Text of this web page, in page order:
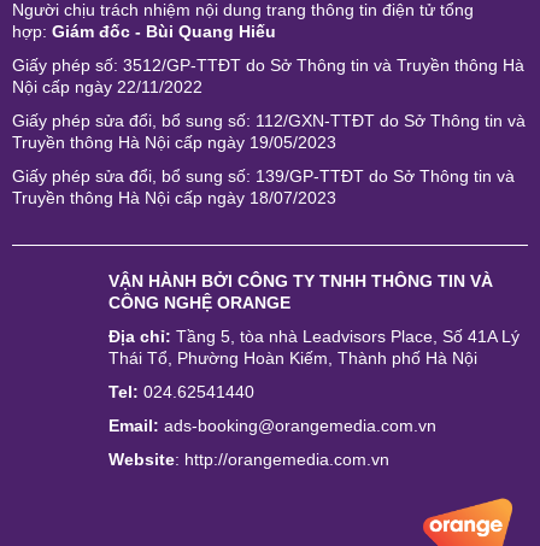
Người chịu trách nhiệm nội dung trang thông tin điện tử tổng
hợp: Giám đốc - Bùi Quang Hiếu
Giấy phép số: 3512/GP-TTĐT do Sở Thông tin và Truyền thông Hà
Nội cấp ngày 22/11/2022
Giấy phép sửa đổi, bổ sung số: 112/GXN-TTĐT do Sở Thông tin và
Truyền thông Hà Nội cấp ngày 19/05/2023
Giấy phép sửa đổi, bổ sung số: 139/GP-TTĐT do Sở Thông tin và
Truyền thông Hà Nội cấp ngày 18/07/2023
VẬN HÀNH BỞI CÔNG TY TNHH THÔNG TIN VÀ
CÔNG NGHỆ ORANGE
Địa chỉ: Tầng 5, tòa nhà Leadvisors Place, Số 41A Lý
Thái Tổ, Phường Hoàn Kiếm, Thành phố Hà Nội
Tel: 024.62541440
Email: ads-booking@orangemedia.com.vn
Website: http://orangemedia.com.vn